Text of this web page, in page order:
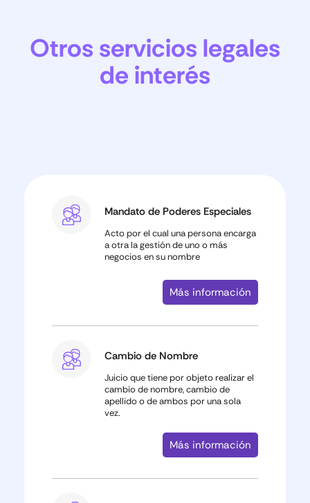
Otros servicios legales
de interés
Mandato de Poderes Especiales
Acto por el cual una persona encarga
a otra la gestión de uno o más
negocios en su nombre
Más información
Cambio de Nombre
Juicio que tiene por objeto realizar el
cambio de nombre, cambio de
apellido o de ambos por una sola
vez.
Más información